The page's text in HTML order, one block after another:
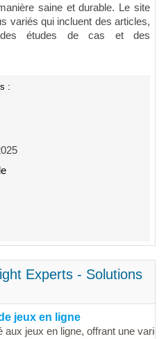
saine et durable. Le site
variés qui incluent des articles,
des études de cas et des
:
Experts - Solutions
jeux en ligne
aux jeux en ligne, offrant une